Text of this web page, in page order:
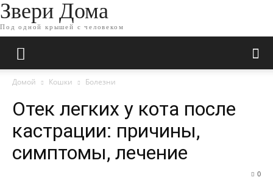
Звери Дома
Под одной крышей с человеком
Домой Кошки Болезни
Отек легких у кота после
кастрации: причины,
симптомы, лечение
0